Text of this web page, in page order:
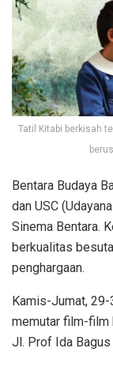
Tatil Kitabi berkisah
Bentara Budaya
dan USC
Sinema Bentara.
berkualitas
penghargaan.
Kamis-Jumat,
memutar film-film
Jl. Prof Ida Bagus